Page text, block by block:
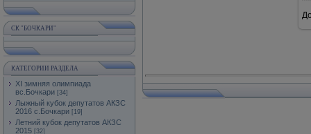
СК "БОЧКАРИ"
КАТЕГОРИИ РАЗДЕЛА
XI зимняя олимпиада
вс.Бочкари [34]
Лыжный кубок депутатов АКЗС
2016 с.Бочкари [19]
Летний кубок депутатов АКЗС
2015 [32]